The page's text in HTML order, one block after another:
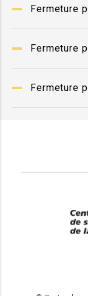
Fermeture
Fermeture
Fermeture